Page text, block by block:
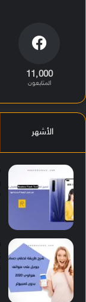
11٬000
المتابعون
الأشهر